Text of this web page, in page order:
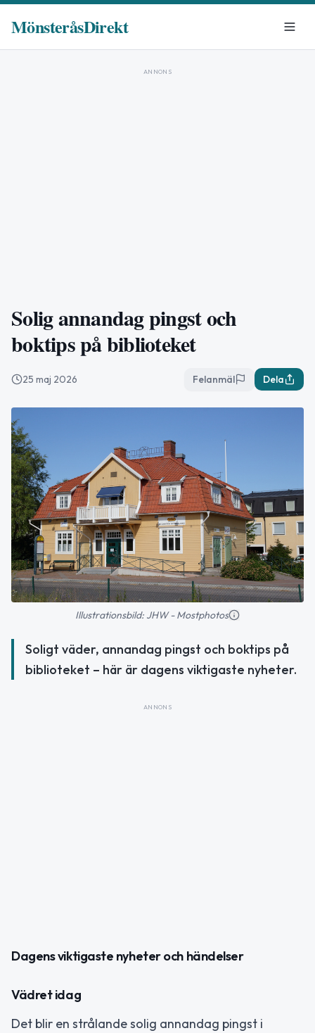
MönsteråsDirekt
ANNONS
Solig annandag pingst och
boktips på biblioteket
25 maj 2026 Felanmäl Dela
Illustrationsbild: JHW - Mostphotos
Soligt väder, annandag pingst och boktips på
biblioteket – här är dagens viktigaste nyheter.
ANNONS
Dagens viktigaste nyheter och händelser
Vädret idag
Det blir en strålande solig annandag pingst i